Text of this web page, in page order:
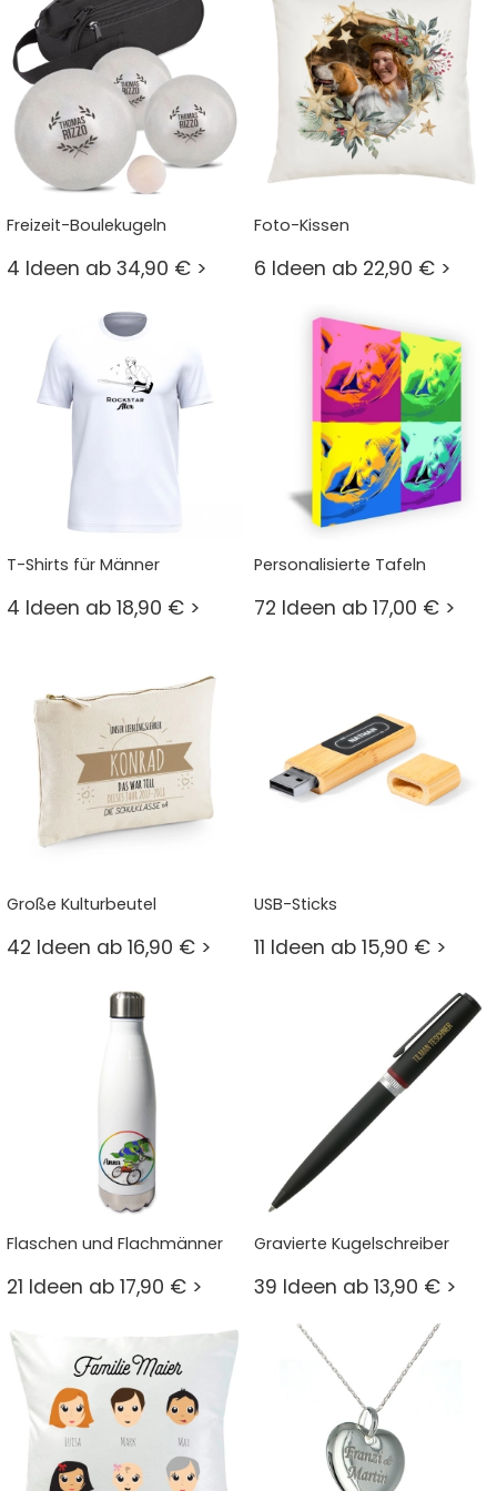
Freizeit-Boulekugeln
4 Ideen ab 34,90 € >
Foto-Kissen
6 Ideen ab 22,90 € >
T-Shirts für Männer
4 Ideen ab 18,90 € >
Personalisierte Tafeln
72 Ideen ab 17,00 € >
Große Kulturbeutel
42 Ideen ab 16,90 € >
USB-Sticks
11 Ideen ab 15,90 € >
Flaschen und Flachmänner
21 Ideen ab 17,90 € >
Gravierte Kugelschreiber
39 Ideen ab 13,90 € >